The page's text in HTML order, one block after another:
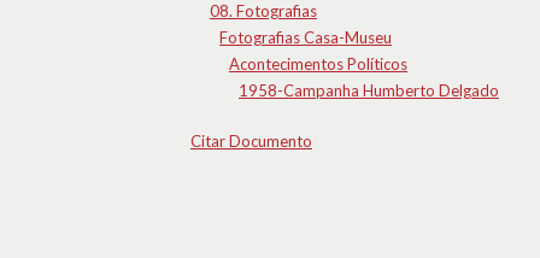
08. Fotografias
Fotografias Casa-Museu
Acontecimentos Políticos
1958-Campanha Humberto Delgado
Citar Documento